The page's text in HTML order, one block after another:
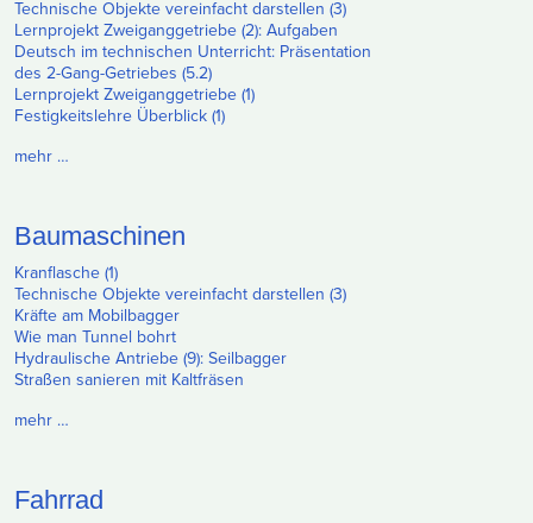
Technische Objekte vereinfacht darstellen (3)
Lernprojekt Zweiganggetriebe (2): Aufgaben
Deutsch im technischen Unterricht: Präsentation
des 2-Gang-Getriebes (5.2)
Lernprojekt Zweiganggetriebe (1)
Festigkeitslehre Überblick (1)
mehr …
Baumaschinen
Kranflasche (1)
Technische Objekte vereinfacht darstellen (3)
Kräfte am Mobilbagger
Wie man Tunnel bohrt
Hydraulische Antriebe (9): Seilbagger
Straßen sanieren mit Kaltfräsen
mehr …
Fahrrad